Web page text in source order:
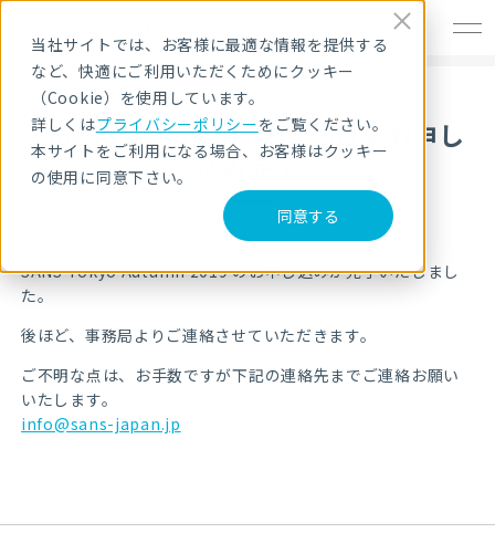
当社サイトでは、お客様に最適な情報を提供する
など、快適にご利用いただくためにクッキー
（Cookie）を使用しています。
詳しくはプライバシーポリシーをご覧ください。
本サイトをご利用になる場合、お客様はクッキー
の使用に同意下さい。
同意する
SANS Tokyo Autumn 2019 お申し
込み完了
SANS Tokyo Autumn 2019のお申し込みが完了いたしまし
た。
後ほど、事務局よりご連絡させていただきます。
ご不明な点は、お手数ですが下記の連絡先までご連絡お願い
いたします。
info@sans-japan.jp